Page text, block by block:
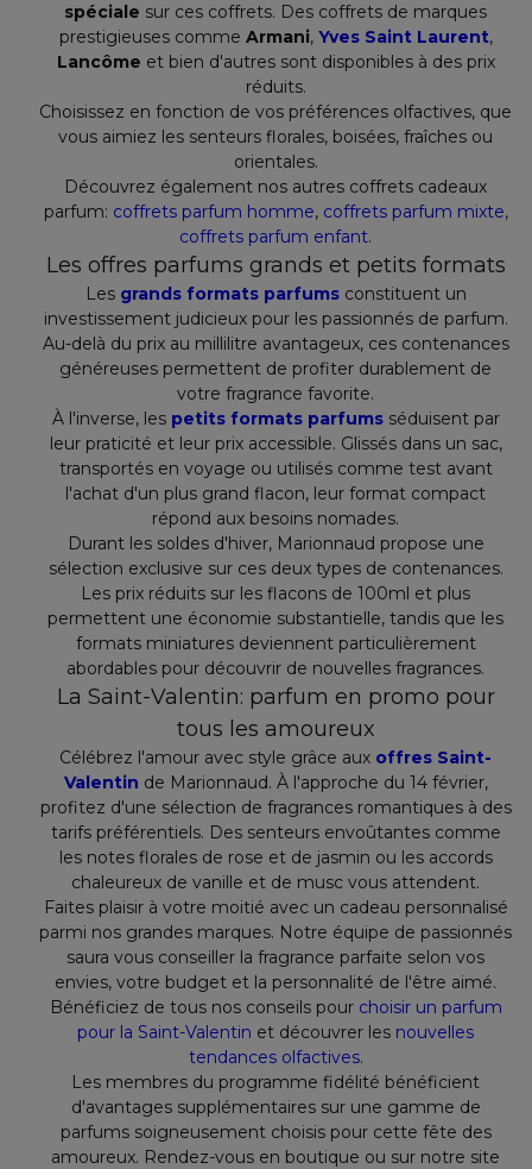
spéciale sur ces coffrets. Des coffrets de marques
prestigieuses comme Armani, Yves Saint Laurent,
Lancôme et bien d'autres sont disponibles à des prix
réduits.
Choisissez en fonction de vos préférences olfactives, que
vous aimiez les senteurs florales, boisées, fraîches ou
orientales.
Découvrez également nos autres coffrets cadeaux
parfum: coffrets parfum homme, coffrets parfum mixte,
coffrets parfum enfant.
Les offres parfums grands et petits formats
Les grands formats parfumsconstituent un
investissement judicieux pour les passionnés de parfum.
Au-delà du prix au millilitre avantageux, ces contenances
généreuses permettent de profiter durablement de
votre fragrance favorite.
À l'inverse, les petits formats parfumsséduisent par
leur praticité et leur prix accessible. Glissés dans un sac,
transportés en voyage ou utilisés comme test avant
l'achat d'un plus grand flacon, leur format compact
répond aux besoins nomades.
Durant les soldes d'hiver, Marionnaud propose une
sélection exclusive sur ces deux types de contenances.
Les prix réduits sur les flacons de 100ml et plus
permettent une économie substantielle, tandis que les
formats miniatures deviennent particulièrement
abordables pour découvrir de nouvelles fragrances.
La Saint-Valentin: parfum en promo pour
tous les amoureux
Célébrez l'amour avec style grâce aux offres Saint-
Valentin de Marionnaud. À l'approche du 14 février,
profitez d'une sélection de fragrances romantiques à des
tarifs préférentiels. Des senteurs envoûtantes comme
les notes florales de rose et de jasmin ou les accords
chaleureux de vanille et de musc vous attendent.
Faites plaisir à votre moitié avec un cadeau personnalisé
parmi nos grandes marques. Notre équipe de passionnés
saura vous conseiller la fragrance parfaite selon vos
envies, votre budget et la personnalité de l'être aimé.
Bénéficiez de tous nos conseils pour choisir un parfum
pour la Saint-Valentin et découvrer les nouvelles
tendances olfactives.
Les membres du programme fidélité bénéficient
d'avantages supplémentaires sur une gamme de
parfums soigneusement choisis pour cette fête des
amoureux. Rendez-vous en boutique ou sur notre site